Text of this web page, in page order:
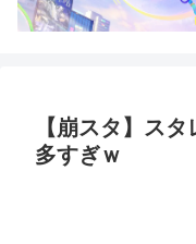
【崩スタ】ス
多すぎｗ